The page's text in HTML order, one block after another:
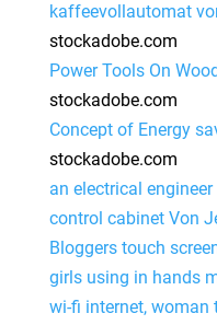
kaffeevollautomat
stockadobe.com
Power Tools On
stockadobe.com
Concept of Energy
stockadobe.com
an electrical
control cabinet Von
Bloggers touch
girls using in hands
wi-fi internet, woman